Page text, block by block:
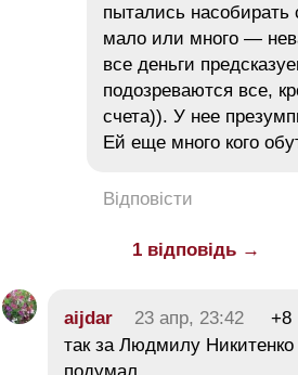
пытались
мало или много —
все деньги
подозреваются все,
счета)). У нее
Ей еще много кого
Відповісти
1 відповідь →
aijdar 23 апр, 23:42
+8
так за Людмилу Никитенко
подумал